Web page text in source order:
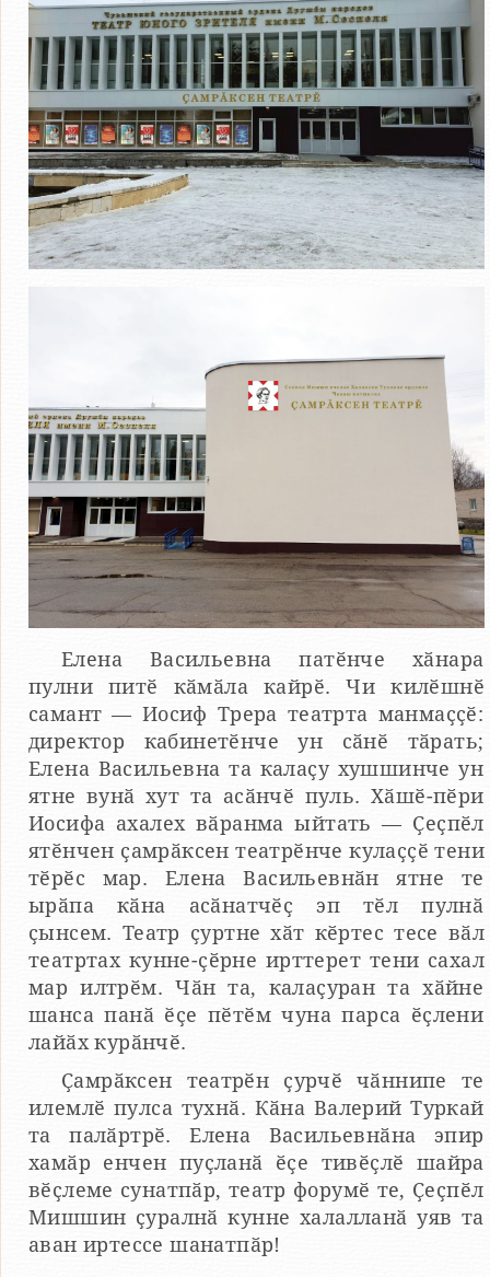
Елена Васильевна патӗнче хӑнара
пулни питӗ кӑмӑла кайрӗ. Чи килӗшнӗ
самант — Иосиф Трера театрта манмаҫҫӗ:
директор кабинетӗнче ун сӑнӗ тӑрать;
Елена Васильевна та калаҫу хушшинче ун
ятне вунӑ хут та асӑнчӗ пуль. Хӑшӗ-пӗри
Иосифа ахалех вӑранма ыйтать — Ҫеҫпӗл
ятӗнчен ҫамрӑксен театрӗнче кулаҫҫӗ тени
тӗрӗс мар. Елена Васильевнӑн ятне те
ырӑпа кӑна асӑнатчӗҫ эп тӗл пулнӑ
ҫынсем. Театр ҫуртне хӑт кӗртес тесе вӑл
театртах кунне-ҫӗрне ирттерет тени сахал
мар илтрӗм. Чӑн та, калаҫуран та хӑйне
шанса панӑ ӗҫе пӗтӗм чуна парса ӗҫлени
лайӑх курӑнчӗ.
Ҫамрӑксен театрӗн ҫурчӗ чӑннипе те
илемлӗ пулса тухнӑ. Кӑна Валерий Туркай
та палӑртрӗ. Елена Васильевнӑна эпир
хамӑр енчен пуҫланӑ ӗҫе тивӗҫлӗ шайра
вӗҫлеме сунатпӑр, театр форумӗ те, Ҫеҫпӗл
Мишшин ҫуралнӑ кунне халалланӑ уяв та
аван иртессе шанатпӑр!